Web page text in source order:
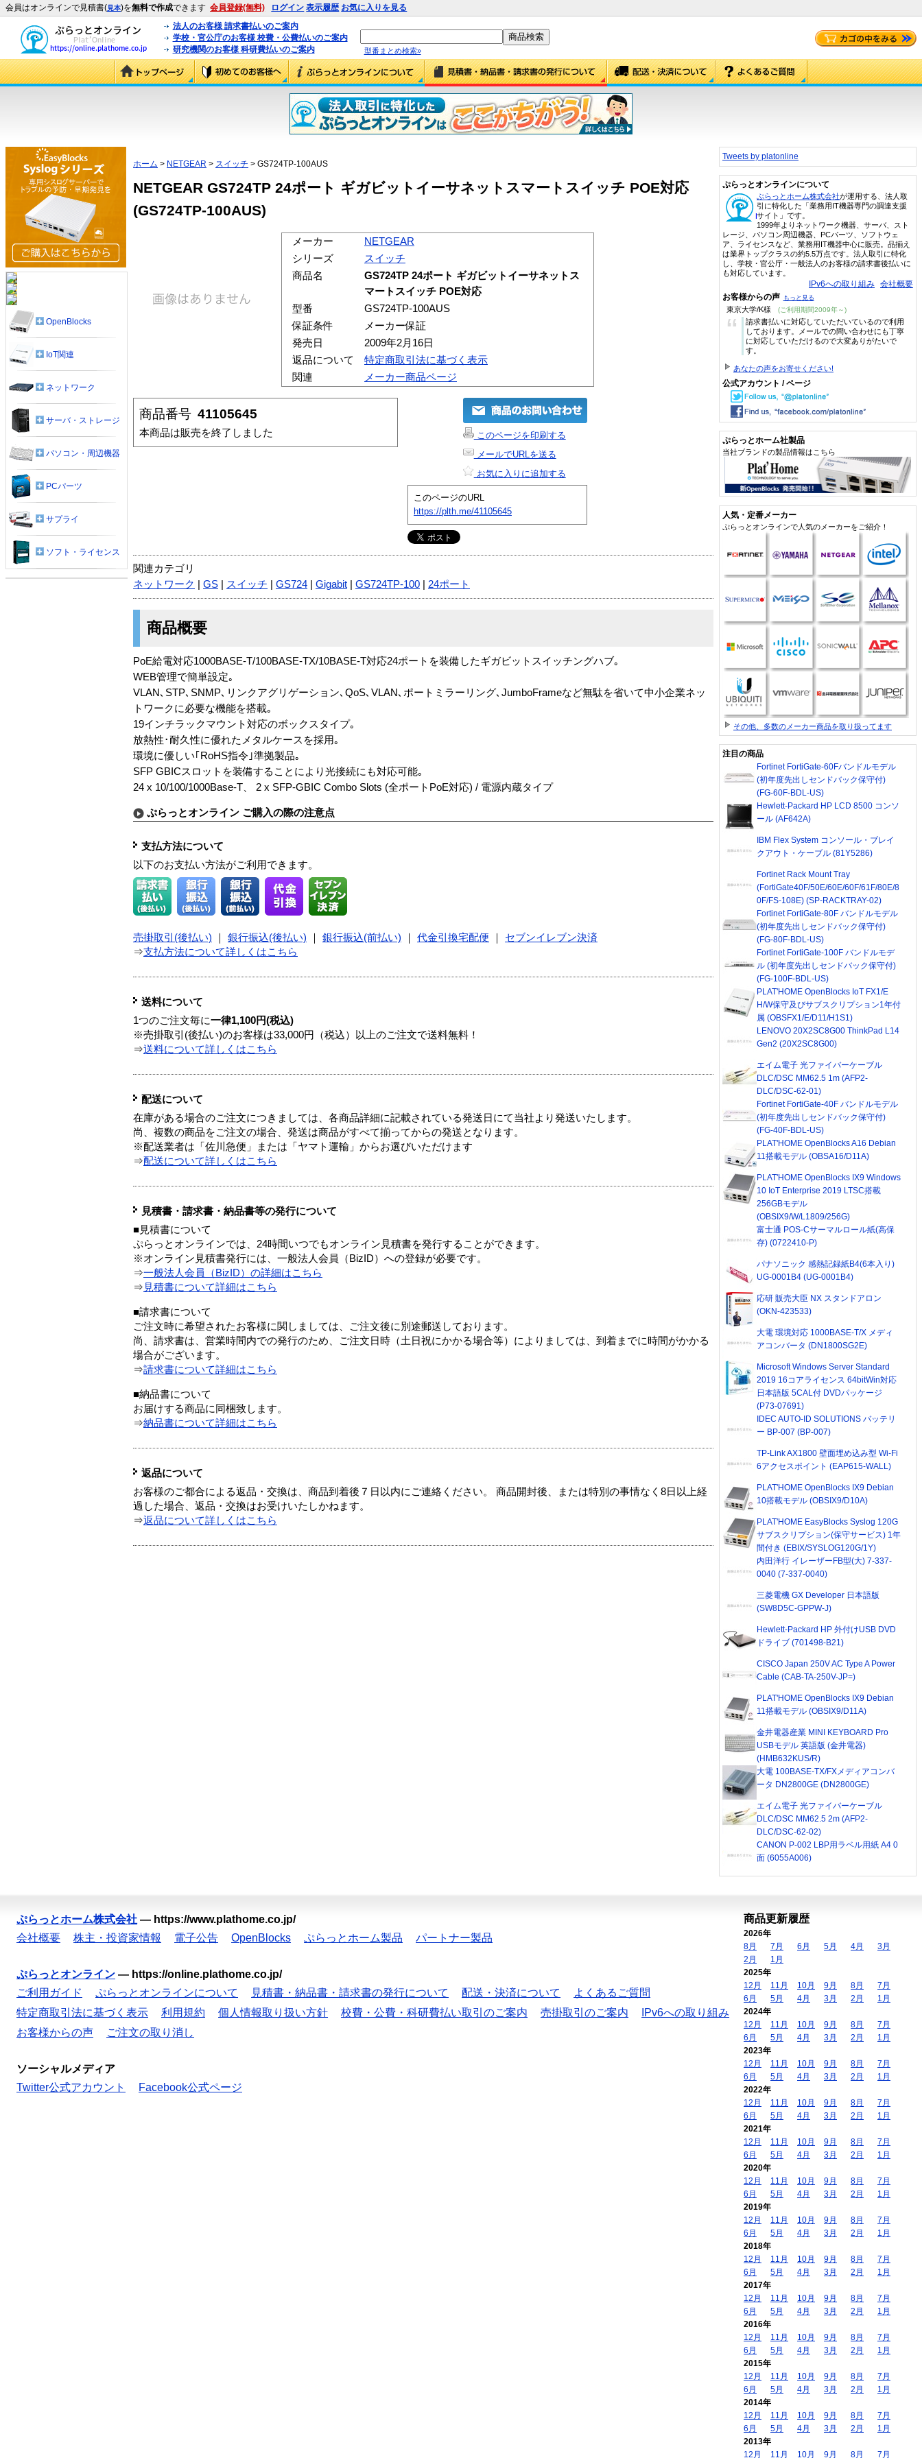
会員はオンラインで見積書(見本)を無料で作成できます 会員登録(無料) ログイン 表示履歴 お気に入りを見る
法人のお客様 請求書払いのご案内
学校・官公庁のお客様 校費・公費払いのご案内
研究機関のお客様 科研費払いのご案内
型番まとめ検索»
ホーム > NETGEAR > スイッチ > GS724TP-100AUS
NETGEAR GS724TP 24ポート ギガビットイーサネットスマートスイッチ POE対応
(GS724TP-100AUS)
メーカー
NETGEAR
シリーズ
スイッチ
商品名
GS724TP 24ポート ギガビットイーサネットス
マートスイッチ POE対応
型番
GS724TP-100AUS
保証条件
メーカー保証
発売日
2009年2月16日
返品について
特定商取引法に基づく表示
関連
メーカー商品ページ
商品番号 41105645
本商品は販売を終了しました
このページを印刷する
メールでURLを送る
お気に入りに追加する
このページのURL
https://plth.me/41105645
関連カテゴリ
ネットワーク
GS スイッチ GS724 Gigabit GS724TP-100 24ポート
商品概要
PoE給電対応1000BASE-T/100BASE-TX/10BASE-T対応24ポートを装備したギガビットスイッチングハブ｡
WEB管理で簡単設定｡
VLAN､STP､SNMP､リンクアグリゲーション､QoS､VLAN､ポートミラーリング､JumboFrameなど無駄を省いて中小企業ネッ
トワークに必要な機能を搭載｡
19インチラックマウント対応のボックスタイプ｡
放熱性･耐久性に優れたメタルケースを採用｡
環境に優しい｢RoHS指令｣準拠製品｡
SFP GBICスロットを装備することにより光接続にも対応可能｡
24 x 10/100/1000Base-T、 2 x SFP-GBIC Combo Slots (全ポートPoE対応) / 電源内蔵タイプ
ぷらっとオンライン ご購入の際の注意点
支払方法について
以下のお支払い方法がご利用できます。
売掛取引(後払い) 銀行振込(後払い) 銀行振込(前払い) 代金引換宅配便
セブンイレブン決済
⇒支払方法について詳しくはこちら
送料について
1つのご注文毎に一律1,100円(税込)
※売掛取引(後払い)のお客様は33,000円（税込）以上のご注文で送料無料！
⇒送料について詳しくはこちら
配送について
在庫がある場合のご注文につきましては、各商品詳細に記載されている発送日にて当社より発送いたします。
尚、複数の商品をご注文の場合、発送は商品がすべて揃ってからの発送となります。
※配送業者は「佐川急便」または「ヤマト運輸」からお選びいただけます
⇒配送について詳しくはこちら
見積書・請求書・納品書等の発行について
■見積書について
ぷらっとオンラインでは、24時間いつでもオンライン見積書を発行することができます。
※オンライン見積書発行には、一般法人会員（BizID）への登録が必要です。
⇒一般法人会員（BizID）の詳細はこちら
⇒ 見積書について詳細はこちら
■請求書について
ご注文時に希望されたお客様に関しましては、ご注文後に別途郵送しております。
尚、請求書は、営業時間内での発行のため、ご注文日時（土日祝にかかる場合等）によりましては、到着までに時間がかかる
場合がございます。
⇒請求書について詳細はこちら
■納品書について
お届けする商品に同梱致します。
⇒納品書について詳細はこちら
返品について
お客様のご都合による返品・交換は、商品到着後７日以内にご連絡ください。 商品開封後、または特別の事情なく8日以上経
過した場合、返品・交換はお受けいたしかねます。
⇒返品について詳しくはこちら
OpenBlocks
IoT関連
ネットワーク
サーバ・ストレージ
パソコン・周辺機器
PCパーツ
サプライ
ソフト・ライセンス
Tweets by platonline
ぷらっとオンラインについて
ぷらっとホーム株式会社が運用する、法人取
引に特化した「業務用IT機器専門の調達支援
サイト」です。
1999年よりネットワーク機器、サーバ、スト
レージ、パソコン周辺機器、PCパーツ、ソフトウェ
ア、ライセンスなど、業務用IT機器中心に販売。品揃え
は業界トップクラスの約5.5万点です。法人取引に特化
し、学校・官公庁・一般法人のお客様の請求書後払いに
も対応しています。
IPv6への取り組み 会社概要
お客様からの声 もっと見る
東京大学/K様 (ご利用期間2009年～)
“
請求書払いに対応していただいているので利用
しております。メールでの問い合わせにも丁寧
に対応していただけるので大変ありがたいで
す。
あなたの声をお寄せください!
公式アカウント / ページ
ぷらっとホーム社製品
当社ブランドの製品情報はこちら
人気・定番メーカー
ぷらっとオンラインで人気のメーカーをご紹介！
その他、多数のメーカー商品を取り扱ってます
注目の商品
Fortinet FortiGate-60Fバンドルモデル
(初年度先出しセンドバック保守付)
(FG-60F-BDL-US)
Hewlett-Packard HP LCD 8500 コンソ
ール (AF642A)
IBM Flex System コンソール・ブレイ
クアウト・ケーブル (81Y5286)
Fortinet Rack Mount Tray
(FortiGate40F/50E/60E/60F/61F/80E/8
0F/FS-108E) (SP-RACKTRAY-02)
Fortinet FortiGate-80F バンドルモデル
(初年度先出しセンドバック保守付)
(FG-80F-BDL-US)
Fortinet FortiGate-100F バンドルモデ
ル (初年度先出しセンドバック保守付)
(FG-100F-BDL-US)
PLAT'HOME OpenBlocks IoT FX1/E
H/W保守及びサブスクリプション1年付
属 (OBSFX1/E/D11/H1S1)
LENOVO 20X2SC8G00 ThinkPad L14
Gen2 (20X2SC8G00)
エイム電子 光ファイバーケーブル
DLC/DSC MM62.5 1m (AFP2-
DLC/DSC-62-01)
Fortinet FortiGate-40F バンドルモデル
(初年度先出しセンドバック保守付)
(FG-40F-BDL-US)
PLAT'HOME OpenBlocks A16 Debian
11搭載モデル (OBSA16/D11A)
PLAT'HOME OpenBlocks IX9 Windows
10 IoT Enterprise 2019 LTSC搭載
256GBモデル
(OBSIX9/W/L1809/256G)
富士通 POS-Cサーマルロール紙(高保
存) (0722410-P)
パナソニック 感熱記録紙B4(6本入り)
UG-0001B4 (UG-0001B4)
応研 販売大臣 NX スタンドアロン
(OKN-423533)
大電 環境対応 1000BASE-T/X メディ
アコンバータ (DN1800SG2E)
Microsoft Windows Server Standard
2019 16コアライセンス 64bitWin対応
日本語版 5CAL付 DVDパッケージ
(P73-07691)
IDEC AUTO-ID SOLUTIONS バッテリ
ー BP-007 (BP-007)
TP-Link AX1800 壁面埋め込み型 Wi-Fi
6アクセスポイント (EAP615-WALL)
PLAT'HOME OpenBlocks IX9 Debian
10搭載モデル (OBSIX9/D10A)
PLAT'HOME EasyBlocks Syslog 120G
サブスクリプション(保守サービス) 1年
間付き (EBIX/SYSLOG120G/1Y)
内田洋行 イレーザーFB型(大) 7-337-
0040 (7-337-0040)
三菱電機 GX Developer 日本語版
(SW8D5C-GPPW-J)
Hewlett-Packard HP 外付けUSB DVD
ドライブ (701498-B21)
CISCO Japan 250V AC Type A Power
Cable (CAB-TA-250V-JP=)
PLAT'HOME OpenBlocks IX9 Debian
11搭載モデル (OBSIX9/D11A)
金井電器産業 MINI KEYBOARD Pro
USBモデル 英語版 (金井電器)
(HMB632KUS/R)
大電 100BASE-TX/FXメディアコンバ
ータ DN2800GE (DN2800GE)
エイム電子 光ファイバーケーブル
DLC/DSC MM62.5 2m (AFP2-
DLC/DSC-62-02)
CANON P-002 LBP用ラベル用紙 A4 0
面 (6055A006)
ぷらっとホーム株式会社 — https://www.plathome.co.jp/
会社概要
株主・投資家情報 電子公告 OpenBlocks ぷらっとホーム製品 パートナー製品
ぷらっとオンライン — https://online.plathome.co.jp/
ご利用ガイド
ぷらっとオンラインについて 見積書・納品書・請求書の発行について 配送・決済について
よくあるご質問
特定商取引法に基づく表示
利用規約 個人情報取り扱い方針 校費・公費・科研費払い取引のご案内 売掛取引のご案内
IPv6への取り組み
お客様からの声
ご注文の取り消し
ソーシャルメディア
Twitter公式アカウント
Facebook公式ページ
商品更新履歴
2026年
8月
7月 6月 5月 4月
3月
2月
1月
2025年
12月
11月 10月 9月 8月
7月
6月
5月 4月 3月 2月
1月
2024年
12月
11月 10月 9月 8月
7月
6月
5月 4月 3月 2月
1月
2023年
12月
11月 10月 9月 8月
7月
6月
5月 4月 3月 2月
1月
2022年
12月
11月 10月 9月 8月
7月
6月
5月 4月 3月 2月
1月
2021年
12月
11月 10月 9月 8月
7月
6月
5月 4月 3月 2月
1月
2020年
12月
11月 10月 9月 8月
7月
6月
5月 4月 3月 2月
1月
2019年
12月
11月 10月 9月 8月
7月
6月
5月 4月 3月 2月
1月
2018年
12月
11月 10月 9月 8月
7月
6月
5月 4月 3月 2月
1月
2017年
12月
11月 10月 9月 8月
7月
6月
5月 4月 3月 2月
1月
2016年
12月
11月 10月 9月 8月
7月
6月
5月 4月 3月 2月
1月
2015年
12月
11月 10月 9月 8月
7月
6月
5月 4月 3月 2月
1月
2014年
12月
11月 10月 9月 8月
7月
6月
5月 4月 3月 2月
1月
2013年
12月
11月 10月 9月 8月 7月